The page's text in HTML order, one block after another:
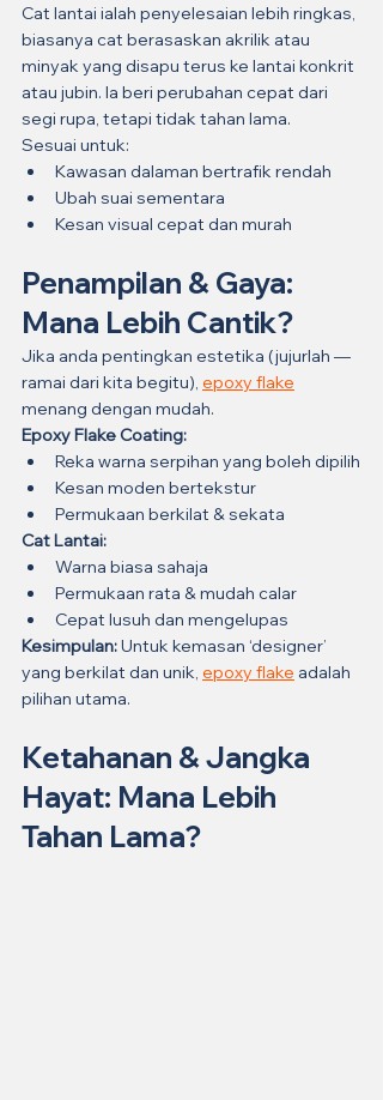
Cat lantai ialah penyelesaian lebih ringkas,
biasanya cat berasaskan akrilik atau
minyak yang disapu terus ke lantai konkrit
atau jubin. Ia beri perubahan cepat dari
segi rupa, tetapi tidak tahan lama.
Sesuai untuk:
Kawasan dalaman bertrafik rendah
Ubah suai sementara
Kesan visual cepat dan murah
Penampilan & Gaya:
Mana Lebih Cantik?
Jika anda pentingkan estetika (jujurlah —
ramai dari kita begitu), epoxy flake
menang dengan mudah.
Epoxy Flake Coating:
Reka warna serpihan yang boleh dipilih
Kesan moden bertekstur
Permukaan berkilat & sekata
Cat Lantai:
Warna biasa sahaja
Permukaan rata & mudah calar
Cepat lusuh dan mengelupas
Kesimpulan: Untuk kemasan ‘designer’
yang berkilat dan unik, epoxy flake adalah
pilihan utama.
Ketahanan & Jangka
Hayat: Mana Lebih
Tahan Lama?